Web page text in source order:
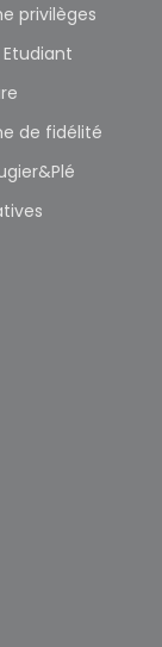
privilèges
de fidélité